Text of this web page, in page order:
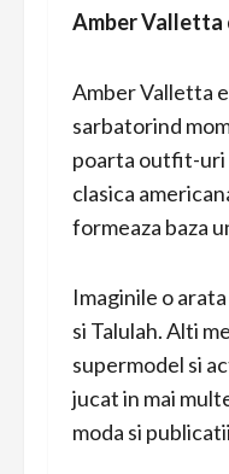
Amber Valletta
Amber Valletta
sarbatorind
poarta outfit-uri
clasica
formeaza baza
Imaginile o
si Talulah. Alti
supermodel si
jucat in mai
moda si